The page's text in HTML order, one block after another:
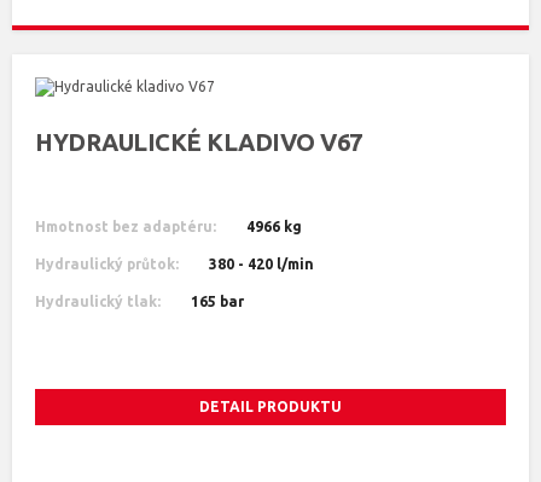
HYDRAULICKÉ KLADIVO V67
Hmotnost bez adaptéru: 4966 kg
Hydraulický průtok: 380 - 420 l/min
Hydraulický tlak: 165 bar
DETAIL PRODUKTU